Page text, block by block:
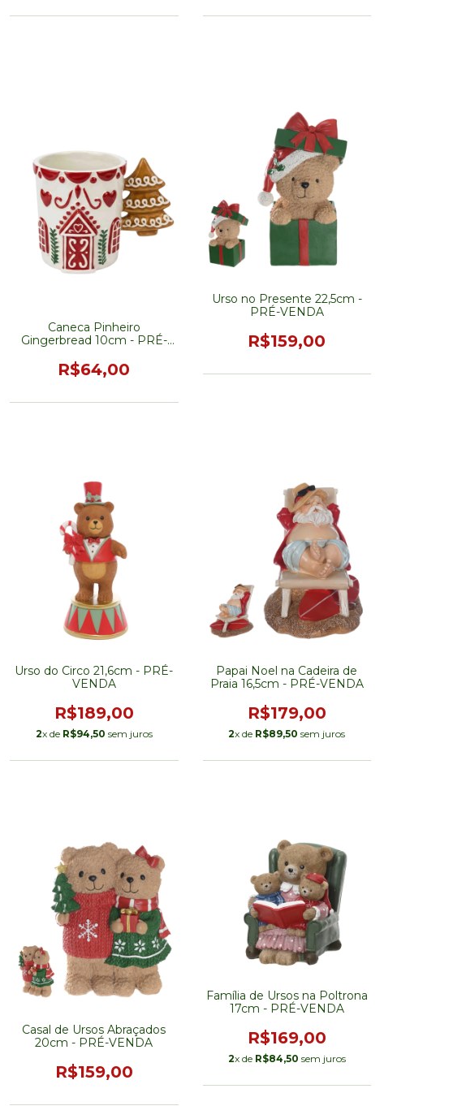
Caneca Pinheiro
Gingerbread 10cm - PRÉ-
R$64,00
Urso no Presente 22,5cm -
PRÉ-VENDA
R$159,00
Urso do Circo 21,6cm - PRÉ-
VENDA
R$189,00
2x de R$94,50 sem juros
Papai Noel na Cadeira de
Praia 16,5cm - PRÉ-VENDA
R$179,00
2x de R$89,50 sem juros
Casal de Ursos Abraçados
20cm - PRÉ-VENDA
R$159,00
Família de Ursos na Poltrona
17cm - PRÉ-VENDA
R$169,00
2x de R$84,50 sem juros